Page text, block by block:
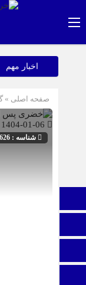
اخبار مهم
صفحه اصلی »
شناسه : 2626